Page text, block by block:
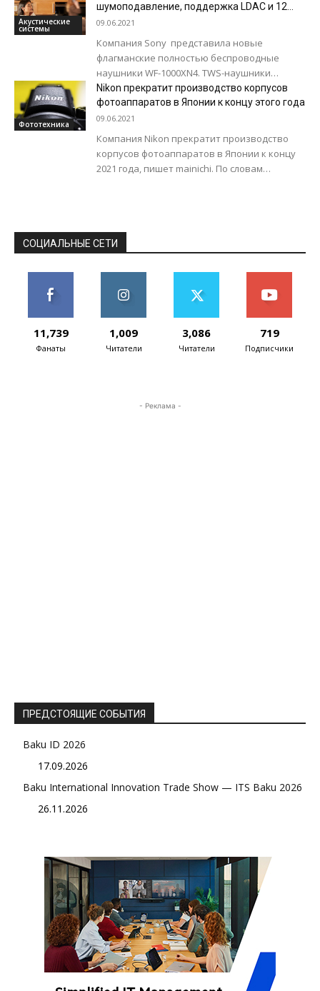
обновления 90...
Акустические
системы
шумоподавление, поддержка LDAC и 12
часов автономности
09.06.2021
Компания Sony представила новые
флагманские полностью беспроводные
наушники WF-1000XN4. TWS-наушники
благодаря цене и характеристикам смогут
составить конкуренцию AirPods Pro. Помимо
внушительного времени работы на...
Фототехника
Nikon прекратит производство корпусов
фотоаппаратов в Японии к концу этого года
09.06.2021
Компания Nikon прекратит производство
корпусов фотоаппаратов в Японии к концу
2021 года, пишет mainichi. По словам
СОЦИАЛЬНЫЕ СЕТИ
11,739
Фанаты
1,009
Читатели
3,086
Читатели
719
Подписчики
- Реклама -
ПРЕДСТОЯЩИЕ СОБЫТИЯ
Baku ID 2026
17.09.2026
Baku International Innovation Trade Show — ITS Baku 2026
26.11.2026